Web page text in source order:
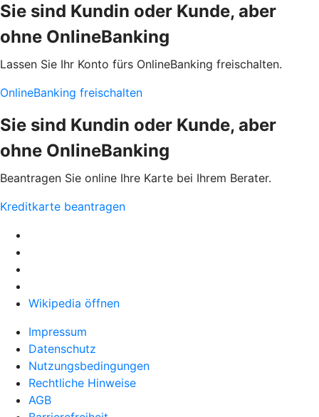
Sie sind Kundin oder Kunde, aber
ohne OnlineBanking
Lassen Sie Ihr Konto fürs OnlineBanking freischalten.
OnlineBanking freischalten
Sie sind Kundin oder Kunde, aber
ohne OnlineBanking
Beantragen Sie online Ihre Karte bei Ihrem Berater.
Kreditkarte beantragen
Wikipedia öffnen
Impressum
Datenschutz
Nutzungsbedingungen
Rechtliche Hinweise
AGB